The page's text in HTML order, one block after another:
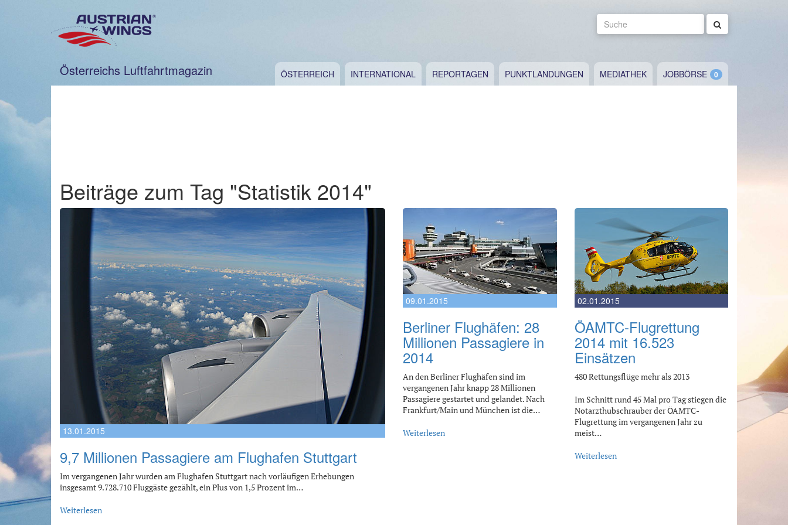
Suche
Österreichs Luftfahrtmagazin ÖSTERREICH INTERNATIONAL REPORTAGEN PUNKTLANDUNGEN MEDIATHEK JOBBÖRSE
Beiträge zum Tag "Statistik 2014"
13.01.2015
9,7 Millionen Passagiere am Flughafen Stuttgart
Im vergangenen Jahr wurden am Flughafen Stuttgart nach vorläufigen Erhebungen
insgesamt 9.728.710 Fluggäste gezählt, ein Plus von 1,5 Prozent im…
Weiterlesen
09.01.2015
Berliner Flughäfen: 28
Millionen Passagiere in
2014
An den Berliner Flughäfen sind im
vergangenen Jahr knapp 28 Millionen
Passagiere gestartet und gelandet. Nach
Frankfurt/Main und München ist die…
Weiterlesen
02.01.2015
ÖAMTC-Flugrettung
2014 mit 16.523
Einsätzen
480 Rettungsflüge mehr als 2013
Im Schnitt rund 45 Mal pro Tag stiegen die
Notarzthubschrauber der ÖAMTC-
Flugrettung im vergangenen Jahr zu
meist…
Weiterlesen